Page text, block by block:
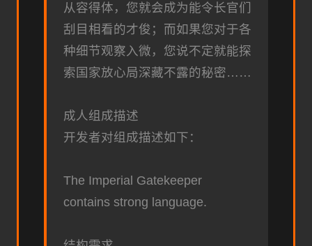
从容得体，您就会成为能令长官们
刮目相看的才俊；而如果您对于各
种细节观察入微，您说不定就能探
索国家放心局深藏不露的秘密……
成人组成描述
开发者对组成描述如下：
The Imperial Gatekeeper
contains strong language.